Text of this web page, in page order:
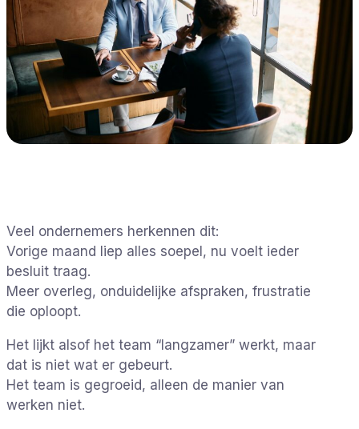
Veel ondernemers herkennen dit:
Vorige maand liep alles soepel, nu voelt ieder
besluit traag.
Meer overleg, onduidelijke afspraken, frustratie
die oploopt.
Het lijkt alsof het team “langzamer” werkt, maar
dat is niet wat er gebeurt.
Het team is gegroeid, alleen de manier van
werken niet.